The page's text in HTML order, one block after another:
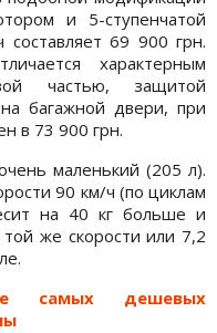
и 5-ступенчатой
составляет 69 900 грн.
характерным
частью, защитой
багажной двери, при
в 73 900 грн.
маленький (205 л).
90 км/ч (по циклам
на 40 кг больше и
же скорости или 7,2
самых дешевых